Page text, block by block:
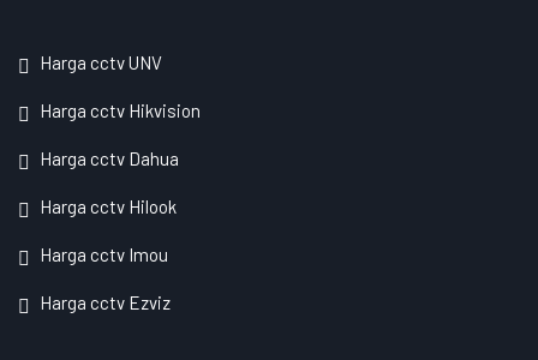
Harga cctv UNV
Harga cctv Hikvision
Harga cctv Dahua
Harga cctv Hilook
Harga cctv Imou
Harga cctv Ezviz